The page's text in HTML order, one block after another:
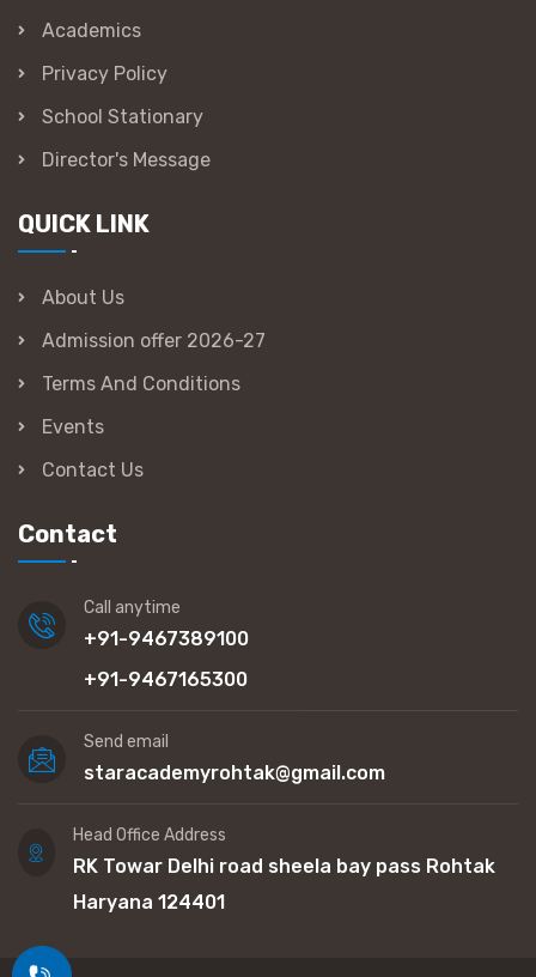
Academics
Privacy Policy
School Stationary
Director's Message
QUICK LINK
About Us
Admission offer 2026-27
Terms And Conditions
Events
Contact Us
Contact
Call anytime
+91-9467389100
+91-9467165300
Send email
staracademyrohtak@gmail.com
Head Office Address
RK Towar Delhi road sheela bay pass Rohtak
Haryana 124401